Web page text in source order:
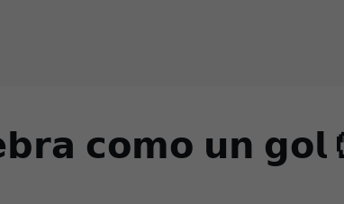
𝗰𝗼𝗺𝗼 𝘂𝗻 𝗴𝗼𝗹